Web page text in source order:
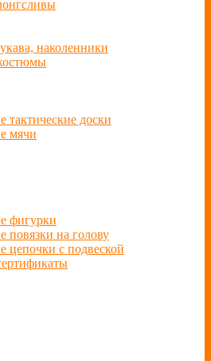
наколенники
тактические доски
мячи
фигурки
повязки на голову
цепочки с подвеской